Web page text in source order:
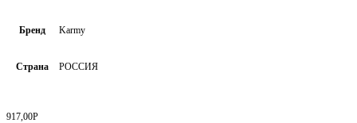
Бренд Karmy
Страна РОССИЯ
917,00Р